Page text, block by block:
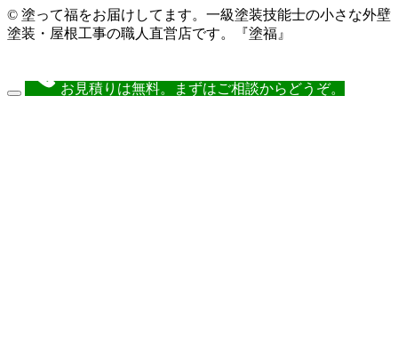
© 塗って福をお届けしてます。一級塗装技能士の小さな外壁
塗装・屋根工事の職人直営店です。『塗福』
お見積りは無料。まずはご相談からどうぞ。